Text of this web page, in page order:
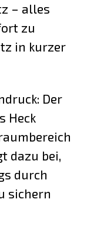
– alles
zu
in kurzer
Der
Heck
dazu bei,
durch
sichern